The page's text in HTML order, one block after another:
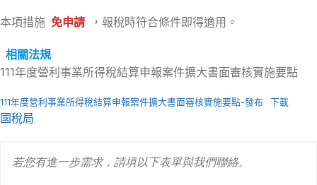
本項措施 免申請 ，報稅時符合條件即得適用。
相關法規
111年度營利事業所得稅結算申報案件擴大書面審核實施要點
111年度營利事業所得稅結算申報案件擴大書面審核實施要點-發布 下載
國稅局
若您有進一步需求，請填以下表單與我們聯絡。